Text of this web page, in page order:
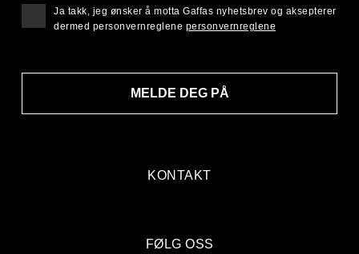
KONTAKT
MELDE DEG PÅ
Ja takk, jeg ønsker å motta Gaffas nyhetsbrev og aksepterer
dermed personvernreglene personvernreglene
FØLG OSS